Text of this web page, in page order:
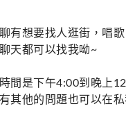
有想要找人逛街，唱
天都可以找我呦~
間是下午4:00到晚上
其他的問題也可以在